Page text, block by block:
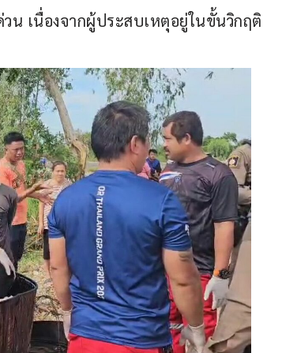
วน เนื่องจากผู้ประสบเหตุอยู่ในขั้นวิกฤติ